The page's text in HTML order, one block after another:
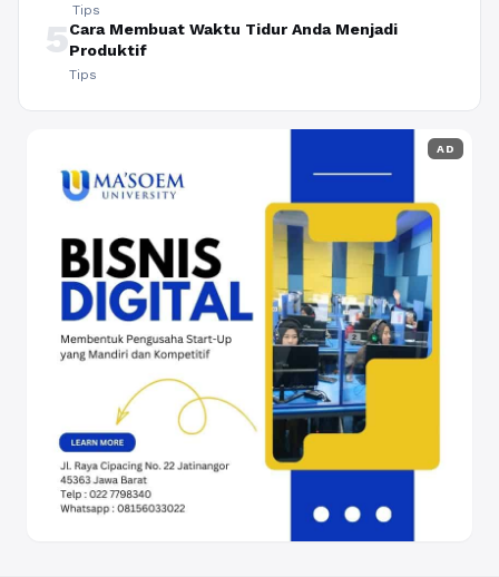
Tips
5Cara Membuat Waktu Tidur Anda Menjadi
Produktif
Tips
AD